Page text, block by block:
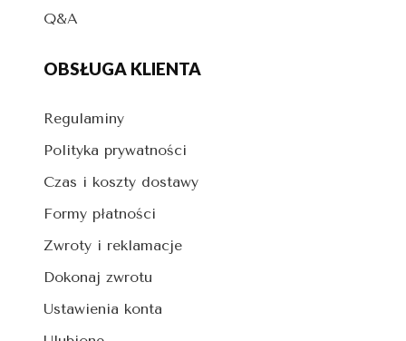
Q&A
OBSŁUGA KLIENTA
Regulaminy
Polityka prywatności
Czas i koszty dostawy
Formy płatności
Zwroty i reklamacje
Dokonaj zwrotu
Ustawienia konta